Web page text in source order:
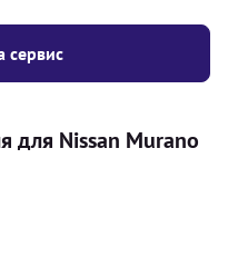
сервис
для Nissan Murano